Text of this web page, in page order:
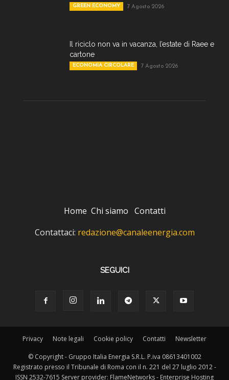
GREEN ECONOMY 7 Agosto 2026
Il riciclo non va in vacanza, l’estate di Raee e
cartone
ECONOMIA CIRCOLARE 7 Agosto 2026
Home Chi siamo Contatti
Contattaci: redazione@canaleenergia.com
SEGUICI
Privacy Note legali Cookie policy Contatti Newsletter
© Copyright - Gruppo Italia Energia S.R.L. P.iva 08613401002
Registrato presso il Tribunale di Roma con il n. 221 del 27 luglio 2012 -
ISSN 2532-7615 Server provider: FlameNetworks - Enterprise Hosting